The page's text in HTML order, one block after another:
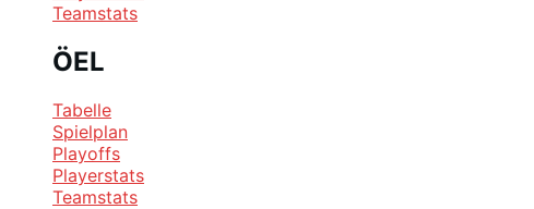
Teamstats
ÖEL
Tabelle
Spielplan
Playoffs
Playerstats
Teamstats